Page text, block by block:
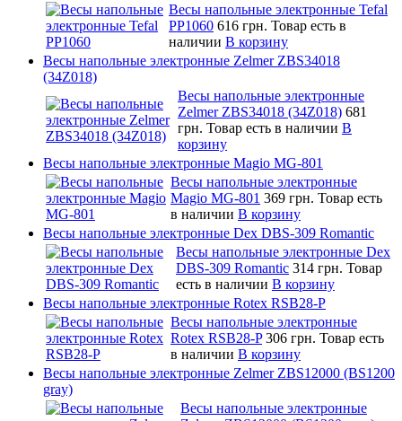
Весы напольные электронные Tefal
PP1060 616 грн. Товар есть в
наличии В корзину
Весы напольные электронные Zelmer ZBS34018
(34Z018)
Весы напольные электронные
Zelmer ZBS34018 (34Z018) 681
грн. Товар есть в наличии В
корзину
Весы напольные электронные Magio MG-801
Весы напольные электронные
Magio MG-801 369 грн. Товар есть
в наличии В корзину
Весы напольные электронные Dex DBS-309 Romantic
Весы напольные электронные Dex
DBS-309 Romantic 314 грн. Товар
есть в наличии В корзину
Весы напольные электронные Rotex RSB28-P
Весы напольные электронные
Rotex RSB28-P 306 грн. Товар есть
в наличии В корзину
Весы напольные электронные Zelmer ZBS12000 (BS1200
gray)
Весы напольные электронные